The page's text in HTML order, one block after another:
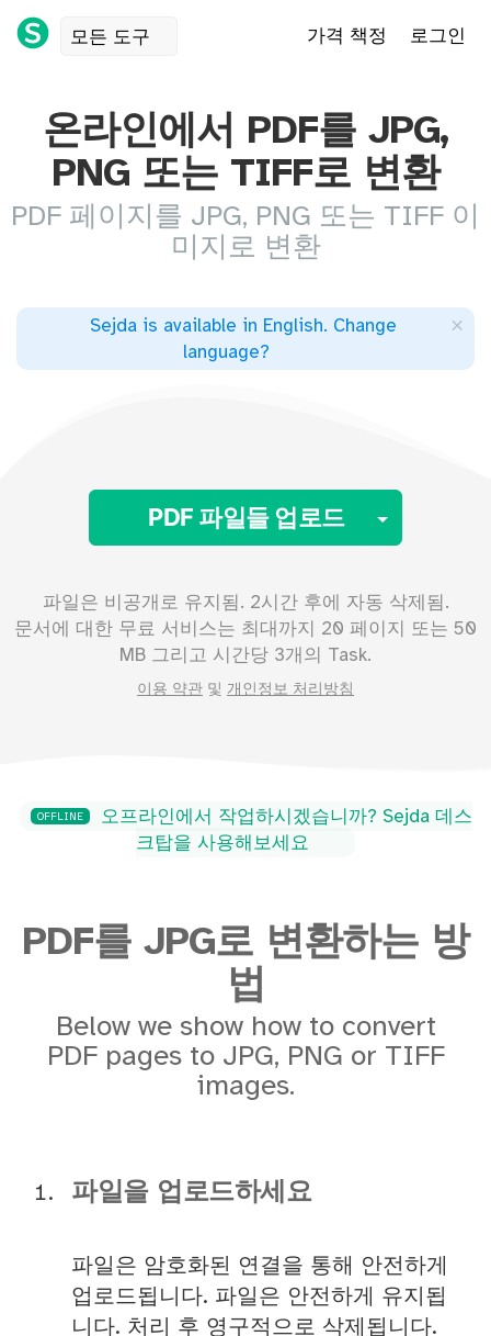
모든 도구 가격 책정 로그인
온라인에서 PDF를 JPG,
PNG 또는 TIFF로 변환
PDF 페이지를 JPG, PNG 또는 TIFF 이
미지로 변환
Sejda is available in English. Change
language?
×
PDF 파일들 업로드 Toggle
파일은 비공개로 유지됨. 2시간 후에 자동 삭제됨.
문서에 대한 무료 서비스는 최대까지 20 페이지 또는 50
MB 그리고 시간당 3개의 Task.
이용 약관 및 개인정보 처리방침
OFFLINE
오프라인에서 작업하시겠습니까? Sejda 데스
크탑을 사용해보세요
PDF를 JPG로 변환하는 방
법
Below we show how to convert
PDF pages to JPG, PNG or TIFF
images.
파일을 업로드하세요
파일은 암호화된 연결을 통해 안전하게
업로드됩니다. 파일은 안전하게 유지됩
니다. 처리 후 영구적으로 삭제됩니다.